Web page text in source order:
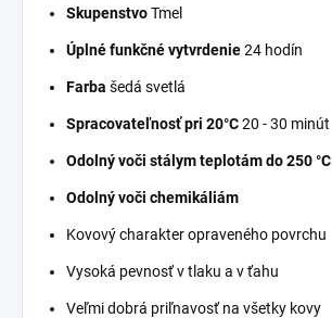
SkupenstvoTmel
Úplné funkčné vytvrdenie24 hodín
Farba šedá svetlá
Spracovateľnosť pri 20°C20 - 30 minút
Odolný voči stálym teplotám do 250 °C
Odolný voči chemikáliám
Kovový charakter opraveného povrchu
Vysoká pevnosť v tlaku a v ťahu
Veľmi dobrá priľnavosť na všetky kovy